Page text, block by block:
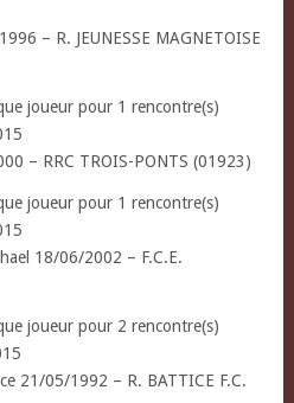
– R. JEUNESSE MAGNETOISE
joueur pour 1 rencontre(s)
– RRC TROIS-PONTS (01923)
joueur pour 1 rencontre(s)
18/06/2002 – F.C.E.
joueur pour 2 rencontre(s)
21/05/1992 – R. BATTICE F.C.